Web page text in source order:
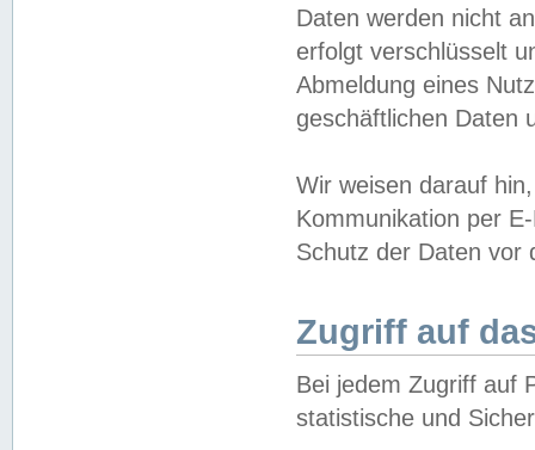
Daten werden nicht
erfolgt verschlüsselt
Abmeldung eines
geschäftlichen Daten
Wir weisen darauf
Kommunikation per
Schutz der Daten vor
Zugriff auf
Bei jedem Zugriff auf
statistische und